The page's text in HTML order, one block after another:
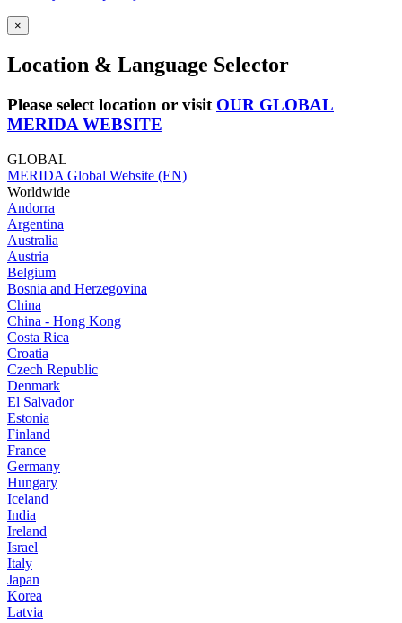
×
Location & Language Selector
Please select location or visit OUR GLOBAL
MERIDA WEBSITE
GLOBAL
MERIDA Global Website (EN)
Worldwide
Andorra
Argentina
Australia
Austria
Belgium
Bosnia and Herzegovina
China
China - Hong Kong
Costa Rica
Croatia
Czech Republic
Denmark
El Salvador
Estonia
Finland
France
Germany
Hungary
Iceland
India
Ireland
Israel
Italy
Japan
Korea
Latvia